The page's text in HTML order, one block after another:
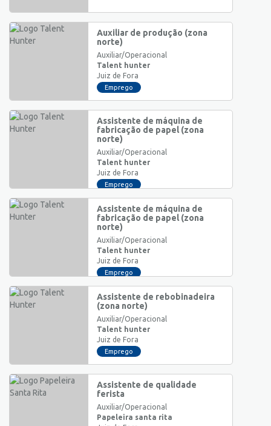
Auxiliar de produção (zona
norte)
Auxiliar/Operacional
Talent hunter
Juiz de Fora
Emprego
Assistente de máquina de
fabricação de papel (zona
norte)
Auxiliar/Operacional
Talent hunter
Juiz de Fora
Emprego
Assistente de máquina de
fabricação de papel (zona
norte)
Auxiliar/Operacional
Talent hunter
Juiz de Fora
Emprego
Assistente de rebobinadeira
(zona norte)
Auxiliar/Operacional
Talent hunter
Juiz de Fora
Emprego
Assistente de qualidade
ferista
Auxiliar/Operacional
Papeleira santa rita